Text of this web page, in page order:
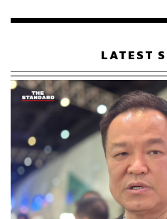
ประยุทธ์ จันทร์โอชา
ท่า
การท่องเที่ยว
เชื้อไวรัส
นักท่องเที่ยวชาวต่างชาติ
การเปิดประเทศ
Phuket
เรือนไทยที่ถูกซุกไว้
LATEST